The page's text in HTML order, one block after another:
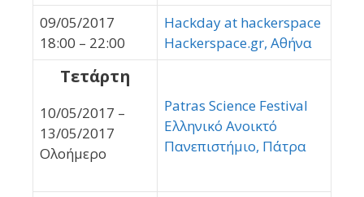
09/05/2017
18:00 – 22:00
Hackday at hackerspace
Hackerspace.gr, Αθήνα
Τετάρτη
10/05/2017 –
13/05/2017
Ολοήμερο
Patras Science Festival
Ελληνικό Ανοικτό
Πανεπιστήμιο, Πάτρα